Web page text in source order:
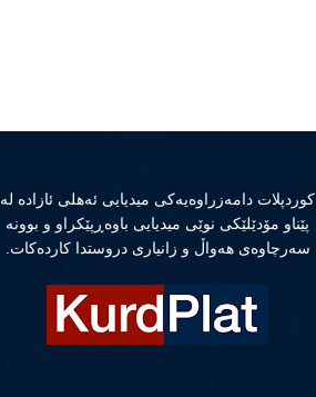
كوردپلات دامەزراوەیەكی میدیایی ئەهلی ئازادە لە
پێناو مۆدێلێكی نوێی میدیایی باوەڕپێكراو و بوونە
سەرچاوەی هەواڵ و زانیاری دروستدا كاردەكات.